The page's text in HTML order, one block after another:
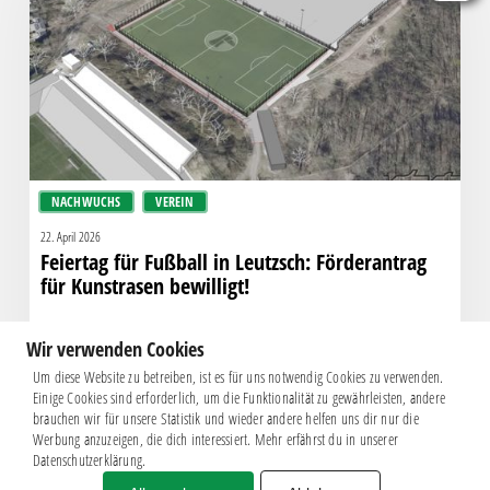
NACHWUCHS VEREIN
Leutzsch:
Förderantrag
für
Kunstrasen
bewilligt!
22. April 2026
Feiertag für Fußball in Leutzsch: Förderantrag
für Kunstrasen bewilligt!
Wir verwenden Cookies
Um diese Website zu betreiben, ist es für uns notwendig Cookies zu verwenden.
Einige Cookies sind erforderlich, um die Funktionalität zu gewährleisten, andere
brauchen wir für unsere Statistik und wieder andere helfen uns dir nur die
Werbung anzuzeigen, die dich interessiert. Mehr erfährst du in unserer
Datenschutzerklärung.